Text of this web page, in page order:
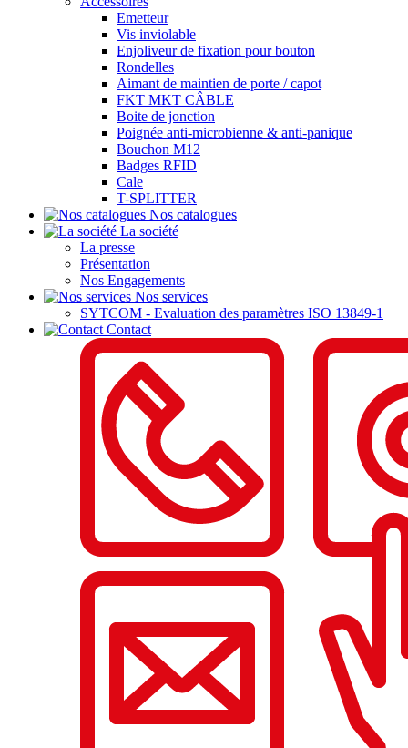
Emetteur
Vis inviolable
Enjoliveur de fixation pour bouton
Rondelles
Aimant de maintien de porte / capot
FKT MKT CÂBLE
Boite de jonction
Poignée anti-microbienne & anti-panique
Bouchon M12
Badges RFID
Cale
T-SPLITTER
Nos catalogues
La société
La presse
Présentation
Nos Engagements
Nos services
SYTCOM - Evaluation des paramètres ISO 13849-1
Contact